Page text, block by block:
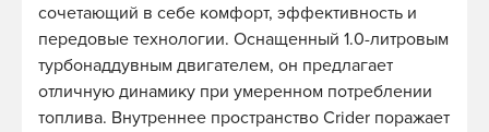
сочетающий в себе комфорт, эффективность и
передовые технологии. Оснащенный 1.0-литровым
турбонаддувным двигателем, он предлагает
отличную динамику при умеренном потреблении
топлива. Внутреннее пространство Crider поражает